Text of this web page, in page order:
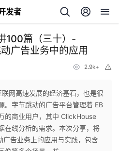
发者
100篇（三十）-
广告业务中的应用
2.9k+
联网高速发展的经济基石，也是很
。字节跳动的广告平台管理着 EB
的商业用户，其中 ClickHouse
在线分析的需求。本次分享，将
告业务上的应用与实践，包含